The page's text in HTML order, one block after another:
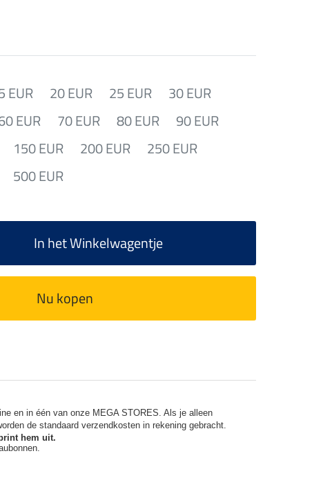
EUR 20 EUR 25 EUR
30 EUR
EUR 70 EUR 80 EUR
90 EUR
150 EUR 200 EUR
250 EUR
500 EUR
In het Winkelwagentje
Nu kopen
en in één van onze MEGA STORES. Als je alleen
de standaard verzendkosten in rekening gebracht.
hem uit.